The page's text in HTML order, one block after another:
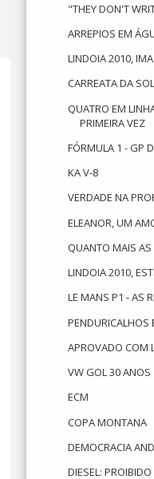
"THEY DON'T
ARREPIOS EM
LINDOIA 2010,
CARREATA DA
QUATRO EM
PRIMEIRA VEZ
FÓRMULA 1 - GP
KA V-8
VERDADE NA
ELEANOR, UM
QUANTO MAIS
LINDOIA 2010,
LE MANS P1 - AS
PENDURICALHOS
APROVADO COM
VW GOL 30 ANOS
ECM
COPA MONTANA
DEMOCRACIA
DIESEL: